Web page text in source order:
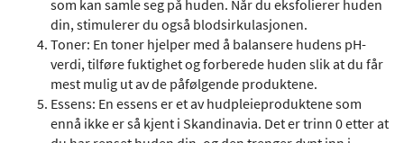
som kan samle seg på huden. Når du eksfolierer huden
din, stimulerer du også blodsirkulasjonen.
Toner: En toner hjelper med å balansere hudens pH-
verdi, tilføre fuktighet og forberede huden slik at du får
mest mulig ut av de påfølgende produktene.
Essens: En essens er et av hudpleieproduktene som
ennå ikke er så kjent i Skandinavia. Det er trinn 0 etter at